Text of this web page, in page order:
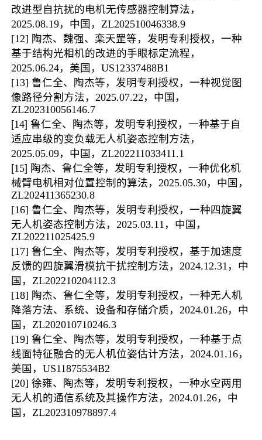
改进型自抗扰的电机无传感器控制算法，
2025.08.19，中国， ZL202510046338.9
[12] 陶杰、魏强、栾天罡等，发明专利授权，一种
基于结构光相机的改进的手眼标定流程，
2025.06.24，美国，US12337488B1
[13]鲁仁全、陶杰等，发明专利授权，一种视觉图
像路径分割方法， 2025.07.22 ，中国，
ZL202310056146.7
[14] 鲁仁全、陶杰等，发明专利授权，一种基于自
适应串级的变负载无人机姿态控制方法，
2025.05.09，中国， ZL202211033411.1
[15] 陶杰、鲁仁全等，发明专利授权，一种优化机
械臂电机相对位置控制的算法 ， 2025.05.30，中国，
ZL202411365230.8
[16]鲁仁全、陶杰等，发明专利授权，一种四旋翼
无人机姿态控制方法 ， 2025.03.11 ，中国，
ZL202211025425.9
[17]鲁仁全、陶杰等，发明专利授权，基于加速度
反馈的四旋翼滑模抗干扰控制方法 ， 2024.12.31 ，中
国， ZL202210204112.3
[18] 陶杰、鲁仁全等，发明专利授权，一种无人机
降落方法、系统、设备和存储介质 ， 2024.01.26，中
国， ZL202010710246.3
[19]鲁仁全、 陶杰等，发明专利授权，一种基于点
线面特征融合的无人机位姿估计方法， 2024.01.16，
美国，US11875534B2
[20]徐雍、陶杰等，发明专利授权，一种水空两用
无人机的通信系统及其操作方法， 2024.01.26， 中
国 ，ZL202310978897.4